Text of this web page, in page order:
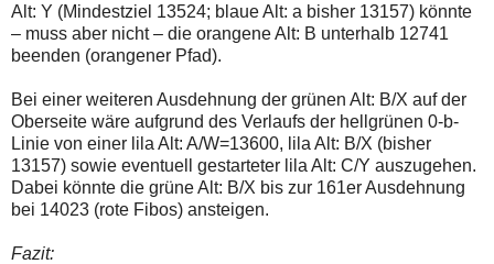
Alt: Y (Mindestziel 13524; blaue Alt: a bisher 13157) könnte
– muss aber nicht – die orangene Alt: B unterhalb 12741
beenden (orangener Pfad).
Bei einer weiteren Ausdehnung der grünen Alt: B/X auf der
Oberseite wäre aufgrund des Verlaufs der hellgrünen 0-b-
Linie von einer lila Alt: A/W=13600, lila Alt: B/X (bisher
13157) sowie eventuell gestarteter lila Alt: C/Y auszugehen.
Dabei könnte die grüne Alt: B/X bis zur 161er Ausdehnung
bei 14023 (rote Fibos) ansteigen.
Fazit: